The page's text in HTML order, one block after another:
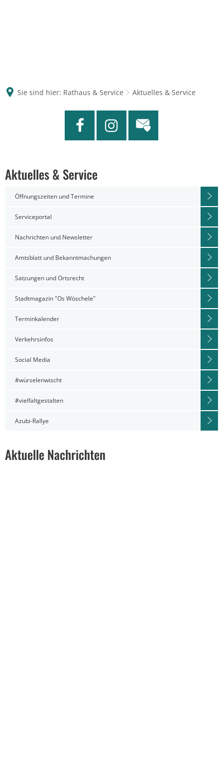
Sie sind hier: Rathaus & Service Aktuelles & Service
Aktuelles & Service
Öffnungszeiten und Termine
Serviceportal
Nachrichten und Newsletter
Amtsblatt und Bekanntmachungen
Satzungen und Ortsrecht
Stadtmagazin "Os Wöschele"
Terminkalender
Verkehrsinfos
Social Media
#würselenwischt
#vielfaltgestalten
Azubi-Rallye
Aktuelle Nachrichten